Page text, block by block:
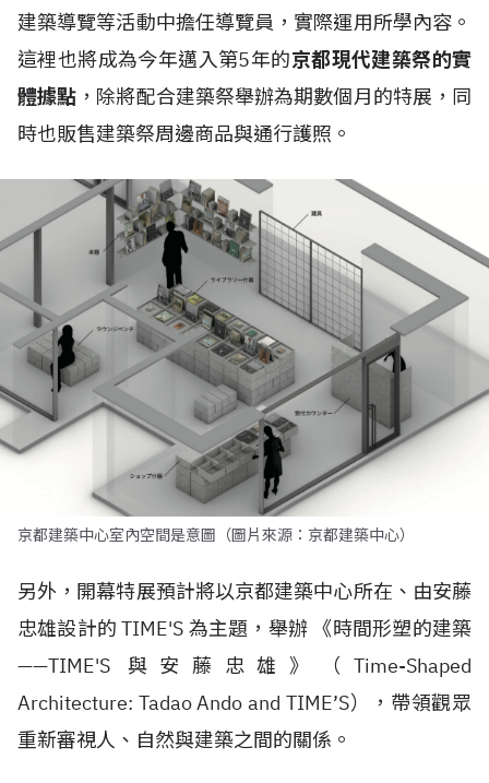
建築導覽等活動中擔任導覽員，實際運用所學內容。
這裡也將成為今年邁入第5年的京都現代建築祭的實
體據點 ，除將配合建築祭舉辦為期數個月的特展，同
時也販售建築祭周邊商品與通行護照。
京都建築中心室內空間是意圖（圖片來源：京都建築中心）
另外，開幕特展預計將以京都建築中心所在、由安藤
忠雄設計的 TIME'S 為主題，舉辦 《時間形塑的建築
——TIME'S 與安藤忠雄》（Time-Shaped
Architecture: Tadao Ando and TIME’S），帶領觀眾
重新審視人、自然與建築之間的關係。